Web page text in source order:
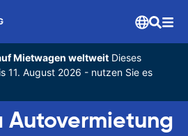
Mietwagen weltweitDieses
11. August 2026 - nutzen Sie es
Autovermietung